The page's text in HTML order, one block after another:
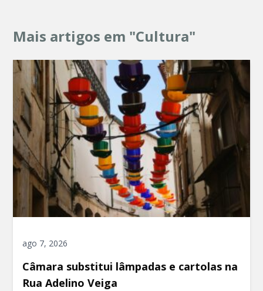
Mais artigos em "Cultura"
ago 7, 2026
Câmara substitui lâmpadas e cartolas na
Rua Adelino Veiga